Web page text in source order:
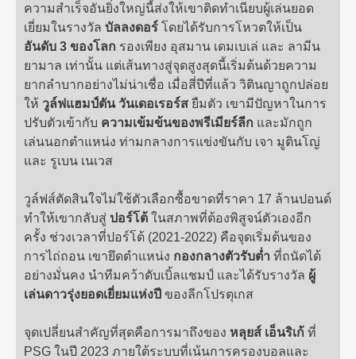
ความสำเร็จอันยิ่งใหญ่นี้ส่งให้เขาติดทำเนียบผู้เล่นยอด
เยี่ยมในรางวัล บัลลงดอร์ โดยได้รับการโหวตให้เป็น
อันดับ 3 ของโลก รองเพียง อุสมาน เดมเบเล่ และ ลามีน
ยามาล เท่านั้น แต่เส้นทางสู่จุดสูงสุดนี้เริ่มต้นด้วยความ
ยากลำบากอย่างไม่น่าเชื่อ เมื่อสี่ปีที่แล้ว วิตินญาถูกปล่อย
ให้ วูล์ฟแฮมป์ตัน วันเดอเรอร์ส ยืมตัว เขามีปัญหาในการ
ปรับตัวเข้ากับ ความเข้มข้นของพรีเมียร์ลีก และมักถูก
เล่นนอกตำแหน่ง ท่ามกลางการแข่งขันกับ เจา มูตินโญ่
และ รูเบน เนเวส
วูล์ฟส์ตัดสินใจไม่ใช้ตัวเลือกซื้อขาดที่ราคา 17 ล้านปอนด์
ทำให้เขากลับสู่ ปอร์โต้ ในสภาพที่ต้องพิสูจน์ตัวเองอีก
ครั้ง ช่วงเวลาที่ปอร์โต้ (2021-2022) คือจุดเริ่มต้นของ
การไถ่ถอน เขายึดตำแหน่ง กองกลางตัวรับต่ำ ที่ถนัดได้
อย่างมั่นคง นำทีมคว้าดับเบิ้ลแชมป์ และได้รับรางวัล ผู้
เล่นดาวรุ่งยอดเยี่ยมแห่งปี ของลีกโปรตุเกส
จุดเปลี่ยนสำคัญที่สุดคือการมาถึงของ หลุยส์ เอ็นริเก้ ที่
PSG ในปี 2023 ภายใต้ระบบที่เน้นการครองบอลและ